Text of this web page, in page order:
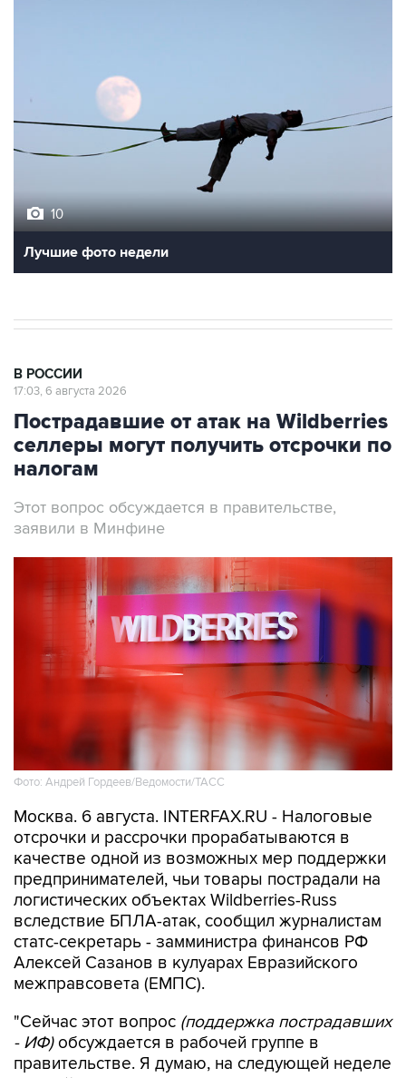
10
Лучшие фото недели
В РОССИИ
17:03, 6 августа 2026
Пострадавшие от атак на Wildberries
селлеры могут получить отсрочки по
налогам
Этот вопрос обсуждается в правительстве,
заявили в Минфине
Фото: Андрей Гордеев/Ведомости/ТАСС
Москва. 6 августа. INTERFAX.RU - Налоговые
отсрочки и рассрочки прорабатываются в
качестве одной из возможных мер поддержки
предпринимателей, чьи товары пострадали на
логистических объектах Wildberries-Russ
вследствие БПЛА-атак, сообщил журналистам
статс-секретарь - замминистра финансов РФ
Алексей Сазанов в кулуарах Евразийского
межправсовета (ЕМПС).
"Сейчас этот вопрос (поддержка пострадавших
- ИФ)обсуждается в рабочей группе в
правительстве. Я думаю, на следующей неделе